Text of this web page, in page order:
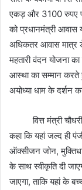
एकड़ और 3100 रुपए
को प्रधानमंत्री
अधिकतर आवास मात्र
महतारी वंदन योजना
आस्था का सम्मान करते
अयोध्या धाम के दर्शन
वित्त मंत्री चौधरी
कहा कि यहां जल्द ही
ऑक्सीजन जोन,
के साथ स्वीकृति दी
जाएगा, ताकि यहां के